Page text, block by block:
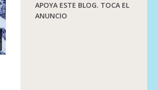
APOYA ESTE BLOG. TOCA EL
ANUNCIO